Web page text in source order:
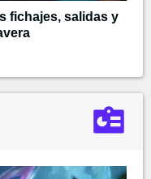
fichajes, salidas y